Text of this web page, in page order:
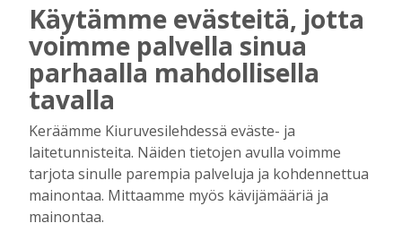
Kansalaisopiston ja Harkka-kerhojen
uudet lukuvuodet ovat alkamassa –
rehtori Maija-Leena Kemppaisella on
kuitenkin myös huolenaiheita
tulevaisuudesta
Tilaajille
Aku Laatikainen 7.8.2026 09:00
Uuden televisiosarjan kuvauksissa käy
hyörinä – Katso kuvista, miltä
Käytämme evästeitä, jotta
voimme palvella sinua
parhaalla mahdollisella
tavalla
Keräämme Kiuruvesilehdessä eväste- ja
laitetunnisteita. Näiden tietojen avulla voimme
tarjota sinulle parempia palveluja ja kohdennettua
mainontaa. Mittaamme myös kävijämääriä ja
mainontaa.